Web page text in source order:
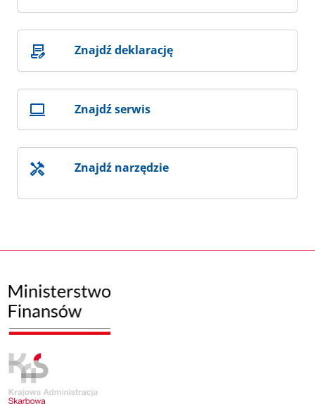
Znajdź deklarację
Znajdź serwis
Znajdź narzędzie